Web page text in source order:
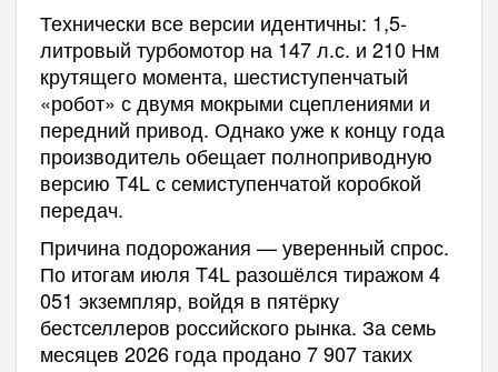
Технически все версии идентичны: 1,5-
литровый турбомотор на 147 л.с. и 210 Нм
крутящего момента, шестиступенчатый
«робот» с двумя мокрыми сцеплениями и
передний привод. Однако уже к концу года
производитель обещает полноприводную
версию T4L с семиступенчатой коробкой
передач.
Причина подорожания — уверенный спрос.
По итогам июля T4L разошёлся тиражом 4
051 экземпляр, войдя в пятёрку
бестселлеров российского рынка. За семь
месяцев 2026 года продано 7 907 таких